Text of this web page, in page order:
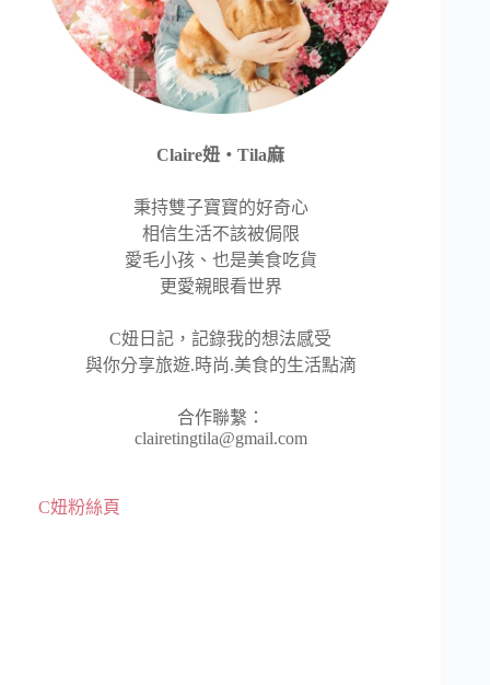
Claire妞‧Tila麻
秉持雙子寶寶的好奇心
相信生活不該被侷限
愛毛小孩、也是美食吃貨
更愛親眼看世界
C妞日記，記錄我的想法感受
與你分享旅遊.時尚.美食的生活點滴
合作聯繫：
clairetingtila@gmail.com
C妞粉絲頁